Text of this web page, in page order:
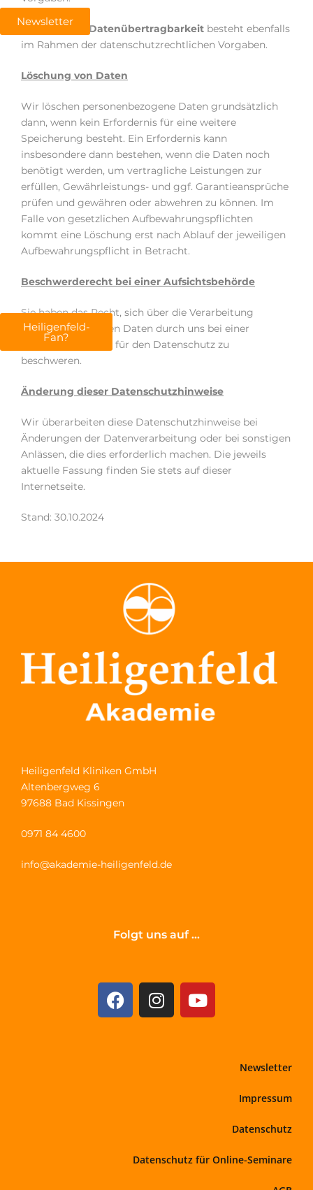
Newsletter
Heiligenfeld-
Fan?
Ein Recht auf Datenübertragbarkeit besteht ebenfalls
im Rahmen der datenschutzrechtlichen Vorgaben.
Löschung von Daten
Wir löschen personenbezogene Daten grundsätzlich
dann, wenn kein Erfordernis für eine weitere
Speicherung besteht. Ein Erfordernis kann
insbesondere dann bestehen, wenn die Daten noch
benötigt werden, um vertragliche Leistungen zur
erfüllen, Gewährleistungs- und ggf. Garantieansprüche
prüfen und gewähren oder abwehren zu können. Im
Falle von gesetzlichen Aufbewahrungspflichten
kommt eine Löschung erst nach Ablauf der jeweiligen
Aufbewahrungspflicht in Betracht.
Beschwerderecht bei einer Aufsichtsbehörde
Sie haben das Recht, sich über die Verarbeitung
personenbezogenen Daten durch uns bei einer
Aufsichtsbehörde
für den Datenschutz zu
beschweren.
Änderung dieser Datenschutzhinweise
Wir überarbeiten diese Datenschutzhinweise bei
Änderungen der Datenverarbeitung oder bei sonstigen
Anlässen, die dies erforderlich machen. Die jeweils
aktuelle Fassung finden Sie stets auf dieser
Internetseite.
Stand: 30.10.2024
Heiligenfeld Kliniken GmbH
Altenbergweg 6
97688 Bad Kissingen
0971 84 4600
info@akademie-heiligenfeld.de
Folgt uns auf ...
Newsletter
Impressum
Datenschutz
Datenschutz für Online-Seminare